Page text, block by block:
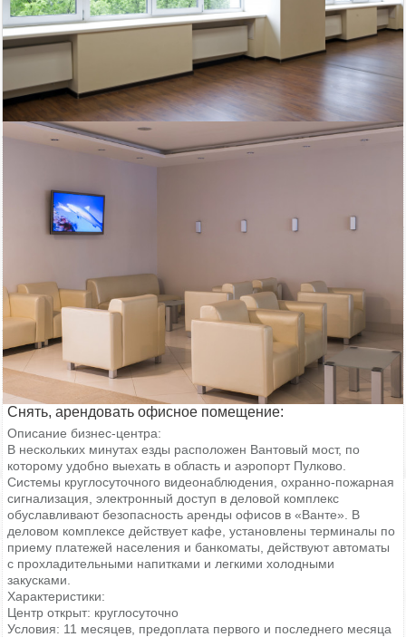
Площадь
Биз-Цен Показать телефон
Электричество: есть
Водоснабжение: есть
Охрана: есть
Интернет: есть
Этажей всего: 8
Снять, арендовать офисное помещение:
Описание бизнес-центра:
В нескольких минутах езды расположен Вантовый мост, по
которому удобно выехать в область и аэропорт Пулково.
Системы круглосуточного видеонаблюдения, охранно-пожарная
сигнализация, электронный доступ в деловой комплекс
обуславливают безопасность аренды офисов в «Ванте». В
деловом комплексе действует кафе, установлены терминалы по
приему платежей населения и банкоматы, действуют автоматы
с прохладительными напитками и легкими холодными
закусками.
Характеристики:
Центр открыт: круглосуточно
Условия: 11 месяцев, предоплата первого и последнего месяца